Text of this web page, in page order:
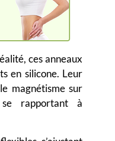
ces anneaux
en silicone. Leur
magnétisme sur
rapportant à